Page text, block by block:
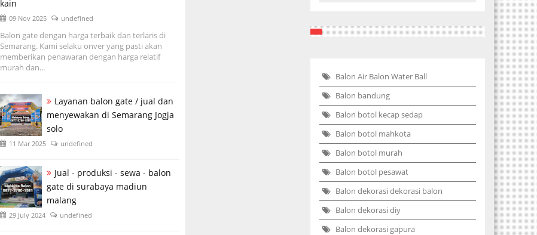
kain
09 Nov 2025 undefined
Balon gate dengan harga terbaik dan terlaris di
Semarang. Kami selaku onver yang pasti akan
memberikan penawaran dengan harga relatif
murah dan...
Layanan balon gate / jual dan
menyewakan di Semarang Jogja
solo
11 Mar 2025 undefined
Jual - produksi - sewa - balon
gate di surabaya madiun
malang
29 July 2024 undefined
Balon Air Balon Water Ball
Balon bandung
Balon botol kecap sedap
Balon botol mahkota
Balon botol murah
Balon botol pesawat
Balon dekorasi dekorasi balon
Balon dekorasi diy
Balon dekorasi gapura